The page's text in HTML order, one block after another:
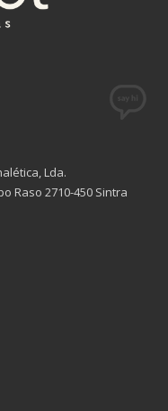
Lda.
Raso 2710-450 Sintra